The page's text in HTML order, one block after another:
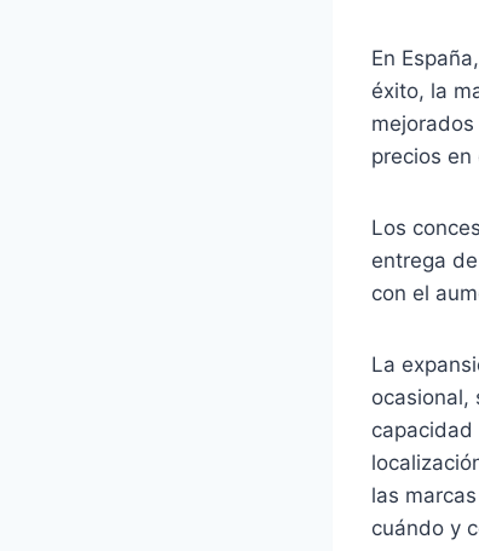
En
éxito, la
precios en
Los
entrega
con el
La
ocasional,
las
cuándo y